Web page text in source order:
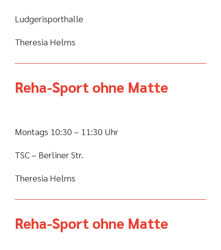
Ludgerisporthalle
Theresia Helms
Reha-Sport ohne Matte
Montags 10:30 – 11:30 Uhr
TSC – Berliner Str.
Theresia Helms
Reha-Sport ohne Matte